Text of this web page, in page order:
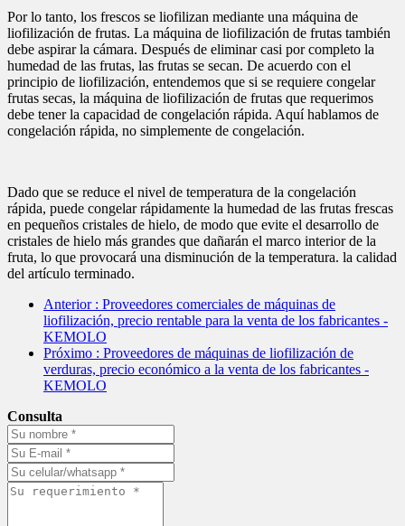
Por lo tanto, los frescos se liofilizan mediante una máquina de
liofilización de frutas. La máquina de liofilización de frutas también
debe aspirar la cámara. Después de eliminar casi por completo la
humedad de las frutas, las frutas se secan. De acuerdo con el
principio de liofilización, entendemos que si se requiere congelar
frutas secas, la máquina de liofilización de frutas que requerimos
debe tener la capacidad de congelación rápida. Aquí hablamos de
congelación rápida, no simplemente de congelación.
Dado que se reduce el nivel de temperatura de la congelación
rápida, puede congelar rápidamente la humedad de las frutas frescas
en pequeños cristales de hielo, de modo que evite el desarrollo de
cristales de hielo más grandes que dañarán el marco interior de la
fruta, lo que provocará una disminución de la temperatura. la calidad
del artículo terminado.
Anterior : Proveedores comerciales de máquinas de
liofilización, precio rentable para la venta de los fabricantes -
KEMOLO
Próximo : Proveedores de máquinas de liofilización de
verduras, precio económico a la venta de los fabricantes -
KEMOLO
Consulta